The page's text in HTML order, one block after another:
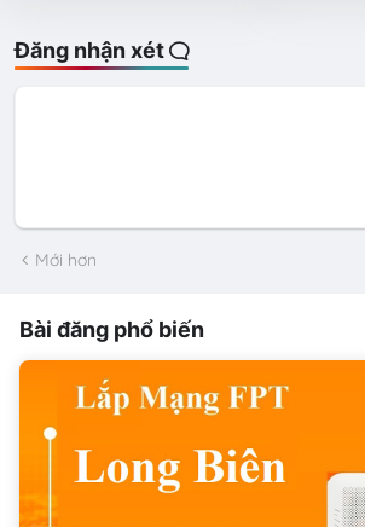
Đăng nhận xét
Mới hơn
Bài đăng phổ biến